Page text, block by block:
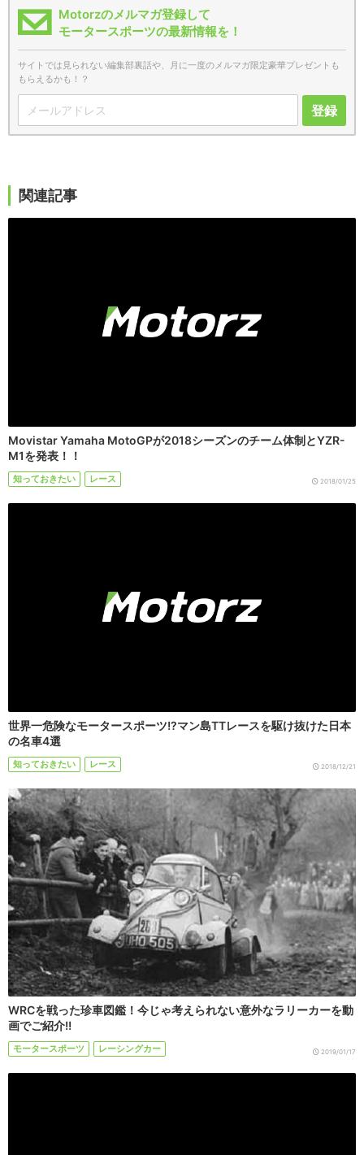
Motorzのメルマガ登録して
モータースポーツの最新情報を！
サイトでは見られない編集部裏話や、月に一度のメルマガ限定豪華プレゼントも
もらえるかも！？
登録
関連記事
Movistar Yamaha MotoGPが2018シーズンのチーム体制とYZR-
M1を発表！！
知っておきたい レース 2018/01/25
世界一危険なモータースポーツ!?マン島TTレースを駆け抜けた日本
の名車4選
知っておきたい レース 2018/12/21
WRCを戦った珍車図鑑！今じゃ考えられない意外なラリーカーを動
画でご紹介!!
モータースポーツ レーシングカー 2019/01/17